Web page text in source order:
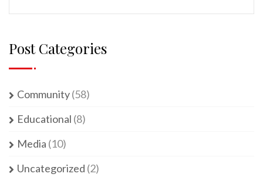
Post Categories
Community(58)
Educational (8)
Media (10)
Uncategorized (2)